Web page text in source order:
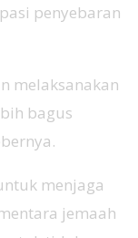
penyebaran
melaksanakan
bagus
menjaga
jemaah